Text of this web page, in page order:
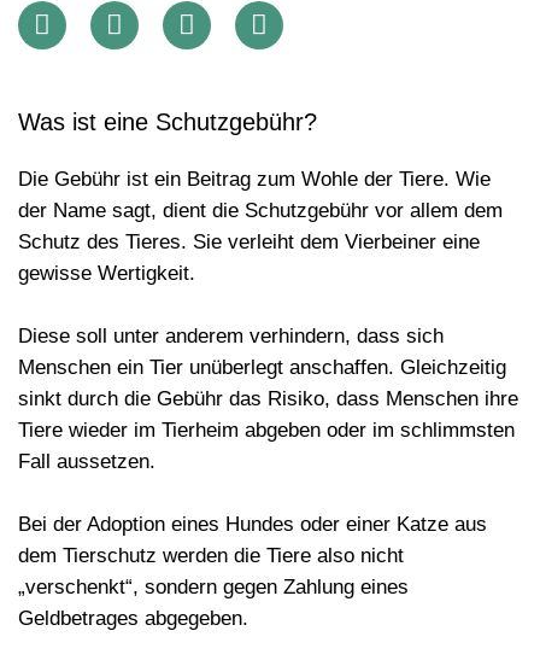
Was ist eine Schutzgebühr?
Die Gebühr ist ein Beitrag zum Wohle der Tiere. Wie
der Name sagt, dient die Schutzgebühr vor allem dem
Schutz des Tieres. Sie verleiht dem Vierbeiner eine
gewisse Wertigkeit.
Diese soll unter anderem verhindern, dass sich
Menschen ein Tier unüberlegt anschaffen. Gleichzeitig
sinkt durch die Gebühr das Risiko, dass Menschen ihre
Tiere wieder im Tierheim abgeben oder im schlimmsten
Fall aussetzen.
Bei der Adoption eines Hundes oder einer Katze aus
dem Tierschutz werden die Tiere also nicht
„verschenkt“, sondern gegen Zahlung eines
Geldbetrages abgegeben.